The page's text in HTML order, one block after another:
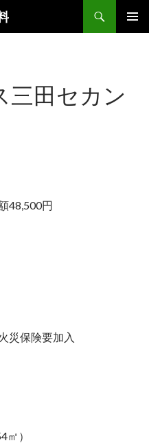
三田セカン
円
保険要加入
）